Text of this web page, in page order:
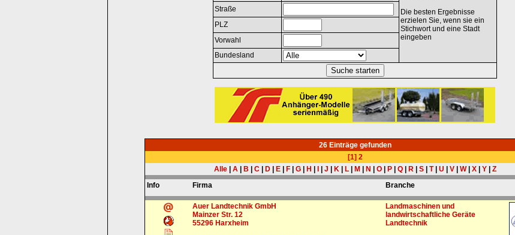
Die besten Ergebnisse
erzielen Sie, wenn sie ein
Stichwort und eine Stadt
eingeben
Straße
PLZ
Vorwahl
Bundesland
26 Einträge gefunden
[1] 2
Alle| A| B C| D| E| F| G| H J K| L| M N O| P| Q| R| S| T| U V| W| X| Y| Z
Info
Firma Branche
Auer Landtechnik GmbH
Mainzer Str. 12
55296 Harxheim
Landmaschinen und
landwirtschaftliche Geräte
Landtechnik